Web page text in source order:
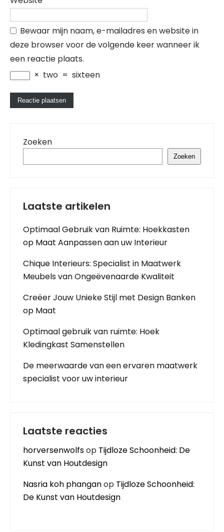
Bewaar mijn naam, e-mailadres en website in
deze browser voor de volgende keer wanneer ik
een reactie plaats.
× two = sixteen
Zoeken
Zoeken
Laatste artikelen
Optimaal Gebruik van Ruimte: Hoekkasten
op Maat Aanpassen aan uw Interieur
Chique Interieurs: Specialist in Maatwerk
Meubels van Ongeëvenaarde Kwaliteit
Creëer Jouw Unieke Stijl met Design Banken
op Maat
Optimaal gebruik van ruimte: Hoek
Kledingkast Samenstellen
De meerwaarde van een ervaren maatwerk
specialist voor uw interieur
Laatste reacties
horversenwolfsop Tijdloze Schoonheid: De
Kunst van Houtdesign
Nasria koh phanganop Tijdloze Schoonheid:
De Kunst van Houtdesign